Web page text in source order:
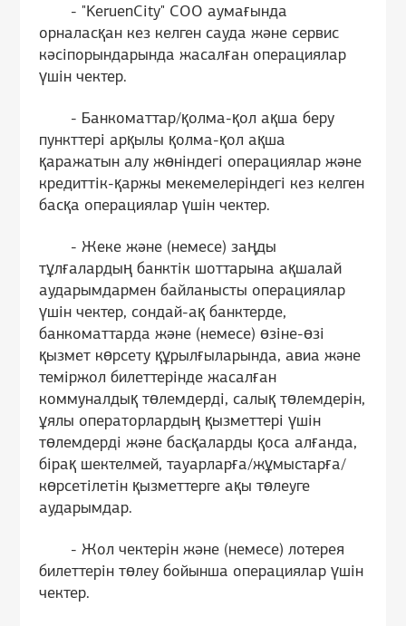
- "KeruenCity" СОО аумағында
орналасқан кез келген сауда және сервис
кәсіпорындарында жасалған операциялар
үшін чектер.
- Банкоматтар/қолма-қол ақша беру
пункттері арқылы қолма-қол ақша
қаражатын алу жөніндегі операциялар және
кредиттік-қаржы мекемелеріндегі кез келген
басқа операциялар үшін чектер.
- Жеке және (немесе) заңды
тұлғалардың банктік шоттарына ақшалай
аударымдармен байланысты операциялар
үшін чектер, сондай-ақ банктерде,
банкоматтарда және (немесе) өзіне-өзі
қызмет көрсету құрылғыларында, авиа және
теміржол билеттерінде жасалған
коммуналдық төлемдерді, салық төлемдерін,
ұялы операторлардың қызметтері үшін
төлемдерді және басқаларды қоса алғанда,
бірақ шектелмей, тауарларға/жұмыстарға/
көрсетілетін қызметтерге ақы төлеуге
аударымдар.
- Жол чектерін және (немесе) лотерея
билеттерін төлеу бойынша операциялар үшін
чектер.